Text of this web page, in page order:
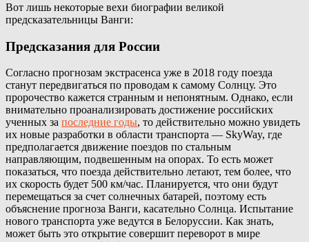
Вот лишь некоторые вехи биографии великой
предсказательницы Ванги:
Предсказания для России
Согласно прогнозам экстрасенса уже в 2018 году поезда
станут передвигаться по проводам к самому Солнцу. Это
пророчество кажется странным и непонятным. Однако, если
внимательно проанализировать достижение российских
ученных за последние годы, то действительно можно увидеть
их новые разработки в области транспорта — SkyWay, где
предполагается движение поездов по стальным
направляющим, подвешенным на опорах. То есть может
показаться, что поезда действительно летают, тем более, что
их скорость будет 500 км/час. Планируется, что они будут
перемещаться за счет солнечных батарей, поэтому есть
объяснение прогноза Ванги, касательно Солнца. Испытание
нового транспорта уже ведутся в Белоруссии. Как знать,
может быть это открытие совершит переворот в мире